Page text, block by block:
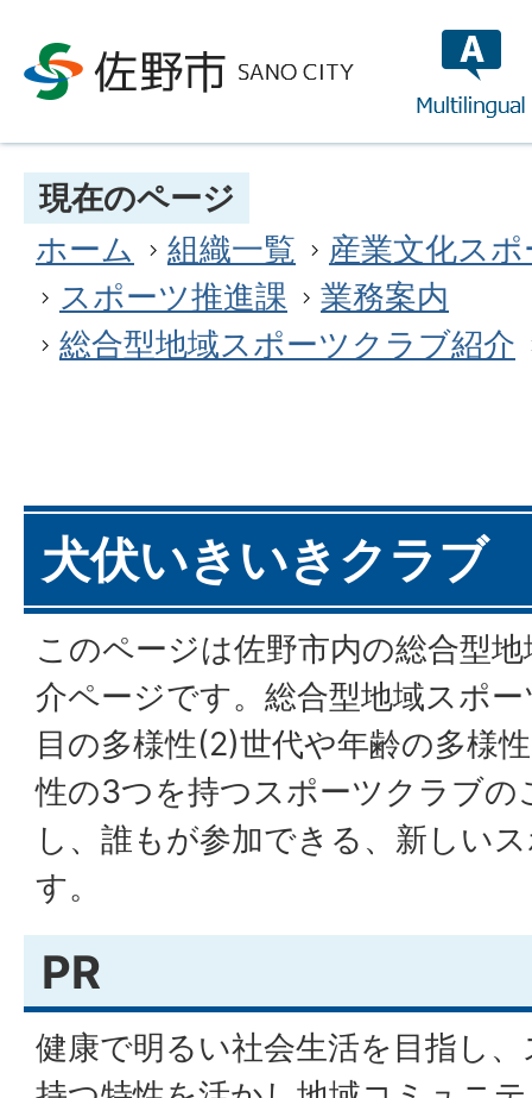
現在のページ
ホーム
組織一覧
産業文化ス
スポーツ推進課
業務案内
総合型地域スポーツクラブ紹介
犬伏いきいきクラブ
このページは佐野市内の総合型
介ページです。総合型地域スポ
目の多様性(2)世代や年齢の多様
性の3つを持つスポーツクラブの
し、誰もが参加できる、新しい
す。
PR
健康で明るい社会生活を目指し